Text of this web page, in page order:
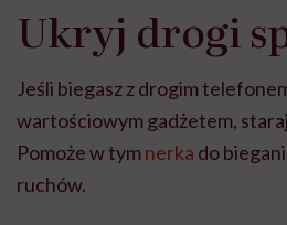
Ukryj drogi
Jeśli biegasz z drogim
wartościowym gadżetem,
Pomoże w tymnerka do
ruchów.